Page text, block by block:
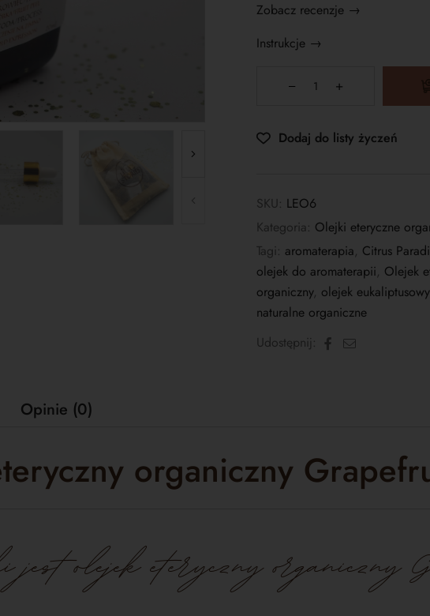
Zobacz recenzje →
Instrukcje →
Dodaj do listy życzeń
SKU: LEO6
Kategoria: Olejki eteryczne
Tagi: aromaterapia, Citrus
olejek do aromaterapii, Olejek
organiczny, olejek eukaliptusowy
naturalne organiczne
Udostępnij:
Facebook
E-
Opinie (0)
organiczny
jest olejek eteryczny organiczny